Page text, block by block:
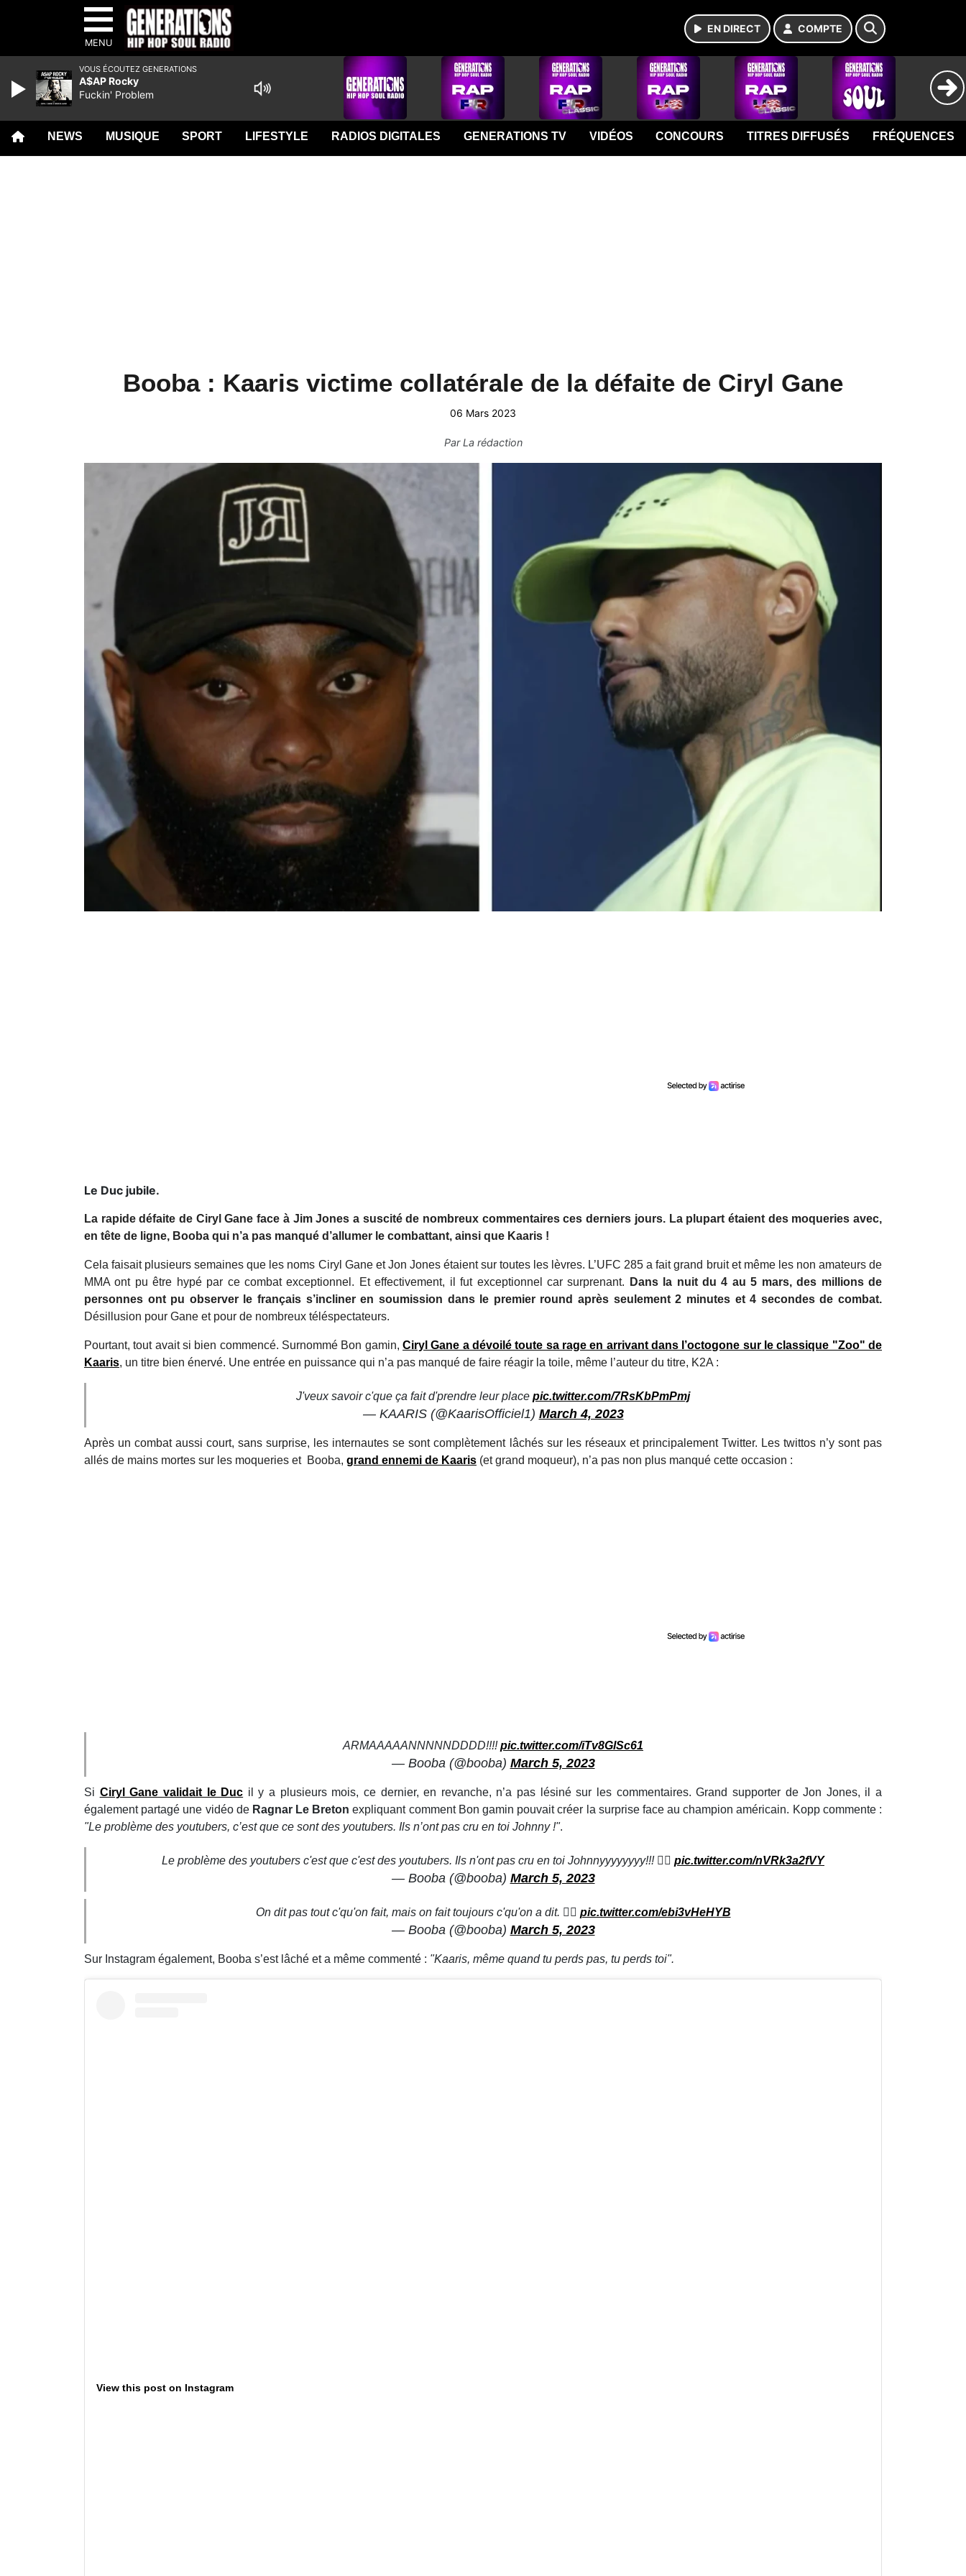
MENU
EN DIRECT COMPTE
NEWS MUSIQUE SPORT LIFESTYLE RADIOS DIGITALES GENERATIONS TV VIDÉOS CONCOURS TITRES DIFFUSÉS FRÉQUENCES
Booba : Kaaris victime collatérale de la défaite de Ciryl Gane
06 Mars 2023
ParLa rédaction
Le Duc jubile.
La rapide défaite de Ciryl Gane face à Jim Jones a suscité de nombreux commentaires ces derniers jours. La plupart étaient des moqueries avec,
en tête de ligne, Booba qui n’a pas manqué d’allumer le combattant, ainsi que Kaaris !
Cela faisait plusieurs semaines que les noms Ciryl Gane et Jon Jones étaient sur toutes les lèvres. L’UFC 285 a fait grand bruit et même les non amateurs de
MMA ont pu être hypé par ce combat exceptionnel. Et effectivement, il fut exceptionnel car surprenant.
Dans la nuit du 4 au 5 mars, des millions de
personnes ont pu observer le français s’incliner en soumission dans le premier round après seulement 2 minutes et 4 secondes de combat.
Désillusion pour Gane et pour de nombreux téléspectateurs.
Pourtant, tout avait si bien commencé. Surnommé Bon gamin, Ciryl Gane a dévoilé toute sa rage en arrivant dans l’octogone sur le classique "Zoo" de
Kaaris, un titre bien énervé. Une entrée en puissance qui n’a pas manqué de faire réagir la toile, même l’auteur du titre, K2A :
J'veux savoir c'que ça fait d'prendre leur place pic.twitter.com/7RsKbPmPmj
— KAARIS (@KaarisOfficiel1) March 4, 2023
Après un combat aussi court, sans surprise, les internautes se sont complètement lâchés sur les réseaux et principalement Twitter. Les twittos n’y sont pas
allés de mains mortes sur les moqueries et Booba, grand ennemi de Kaaris (et grand moqueur), n’a pas non plus manqué cette occasion :
ARMAAAAANNNNNDDDD!!!!pic.twitter.com/iTv8GlSc61
— Booba (@booba) March 5, 2023
Si Ciryl Gane validait le Duc il y a plusieurs mois, ce dernier, en revanche, n’a pas lésiné sur les commentaires. Grand supporter de Jon Jones, il a
également partagé une vidéo de Ragnar Le Breton expliquant comment Bon gamin pouvait créer la surprise face au champion américain. Kopp commente :
"Le problème des youtubers, c’est que ce sont des youtubers. Ils n’ont pas cru en toi Johnny !".
Le problème des youtubers c'est que c'est des youtubers. Ils n'ont pas cru en toi Johnnyyyyyyyy!!! 🏴‍☠️ pic.twitter.com/nVRk3a2fVY
— Booba (@booba) March 5, 2023
On dit pas tout c'qu'on fait, mais on fait toujours c'qu'on a dit. 🏴‍☠️ pic.twitter.com/ebi3vHeHYB
— Booba (@booba) March 5, 2023
Sur Instagram également, Booba s’est lâché et a même commenté : "Kaaris, même quand tu perds pas, tu perds toi".
View this post on Instagram
VOUS ÉCOUTEZ GENERATIONS
A$AP Rocky
Fuckin' Problem